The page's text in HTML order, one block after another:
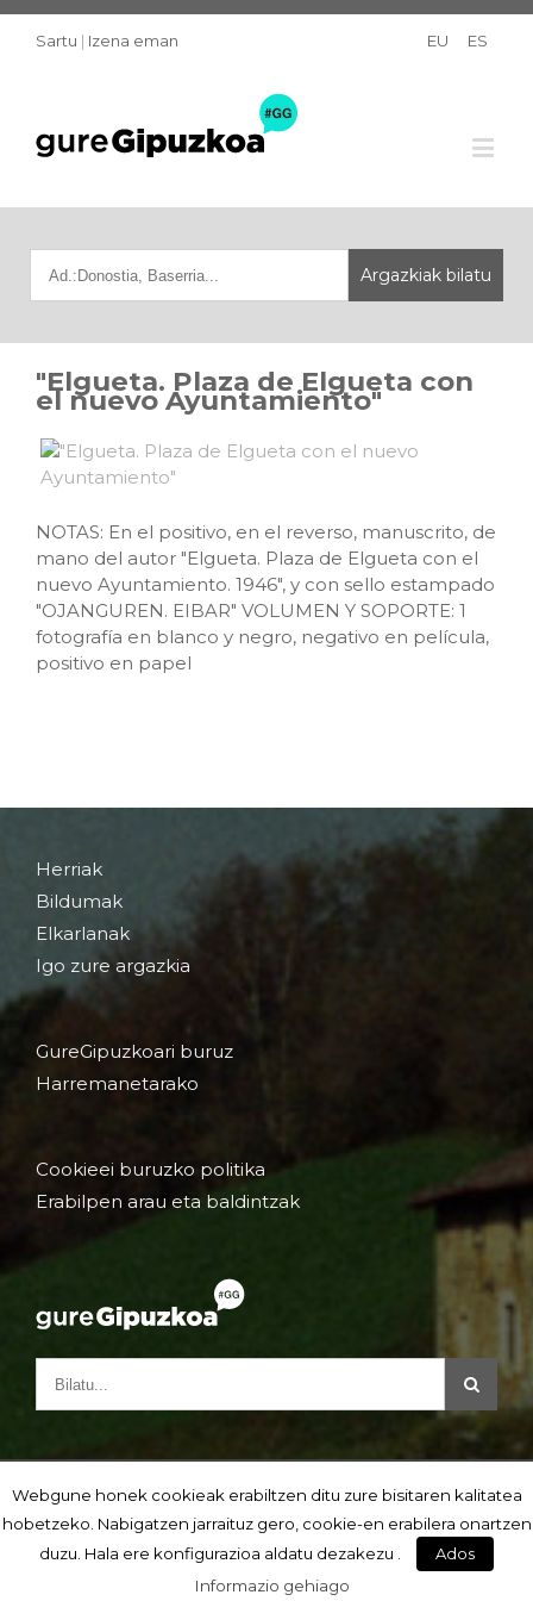
Sartu | Izena eman EU ES
"Elgueta. Plaza de Elgueta con
el nuevo Ayuntamiento"
NOTAS: En el positivo, en el reverso, manuscrito, de
mano del autor "Elgueta. Plaza de Elgueta con el
nuevo Ayuntamiento. 1946", y con sello estampado
"OJANGUREN. EIBAR" VOLUMEN Y SOPORTE: 1
fotografía en blanco y negro, negativo en película,
positivo en papel
Herriak
Bildumak
Elkarlanak
Igo zure argazkia
GureGipuzkoari buruz
Harremanetarako
Cookieei buruzko politika
Erabilpen arau eta baldintzak
Webgune honek cookieak erabiltzen ditu zure bisitaren kalitatea
hobetzeko. Nabigatzen jarraituz gero, cookie-en erabilera onartzen
duzu. Hala ere konfigurazioa aldatu dezakezu .
Ados
Informazio gehiago